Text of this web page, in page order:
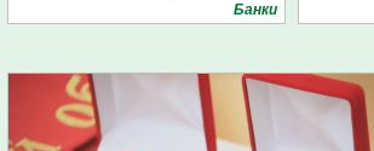
Банки